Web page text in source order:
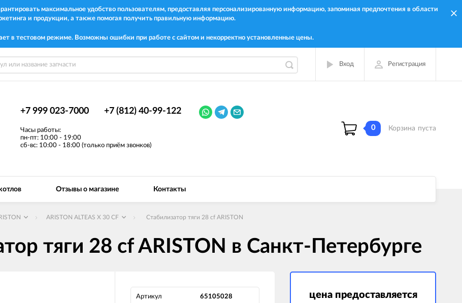
максимальное удобство пользователям, предоставляя персонализированную информацию, запоминая предпочтения в области
и продукции, а также помогая получить правильную информацию.
в тестовом режиме. Возможны ошибки при работе с сайтом и некорректно установленные цены.
Вход Регистрация
+7 999 023-7000 +7 (812) 40-99-122
Часы работы:
пн-пт: 10:00 - 19:00
сб-вс: 10:00 - 18:00 (только приём звонков)
0 Корзина пуста
Отзывы о магазине Контакты
ARISTON ALTEAS X 30 CF Стабилизатор тяги 28 cf ARISTON
тяги 28 cf ARISTON в Санкт-Петербурге
Артикул 65105028
цена предоставляется